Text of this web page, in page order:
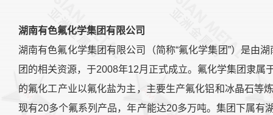
湖南有色氟化学集团有限公司
湖南有色氟化学集团有限公司（简称“氟化学集团”）是由
团的相关资源，于2008年12月正式成立。氟化学集团隶
的氟化工产业以氟化盐为主，主要生产氟化铝和冰晶石等
现有20多个氟系列产品，年产能达20多万吨。集团下属有